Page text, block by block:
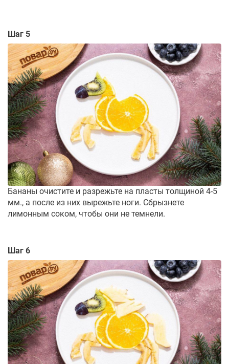
Шаг 5
Бананы очистите и разрежьте на пласты толщиной 4-5
мм., а после из них вырежьте ноги. Сбрызнете
лимонным соком, чтобы они не темнели.
Шаг 6